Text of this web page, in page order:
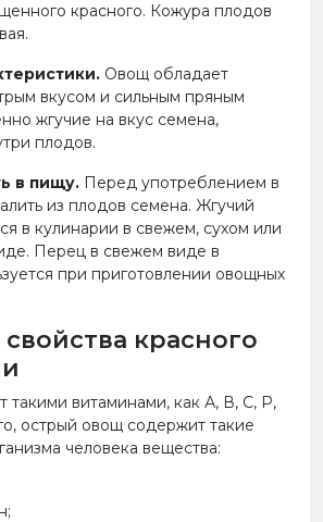
красного. Кожура плодов
Овощ обладает
вкусом и сильным пряным
жгучие на вкус семена,
плодов.
в пищу. Перед употреблением в
из плодов семена. Жгучий
в кулинарии в свежем, сухом или
Перец в свежем виде в
при приготовлении овощных
красного
такими витаминами, как А, В, С, Р,
острый овощ содержит такие
человека вещества: